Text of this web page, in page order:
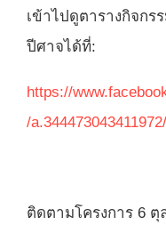
เข้าไปดูตารางกิจก
ปีศาจได้ที่:
https://
/
ติดตามโครงการ 6